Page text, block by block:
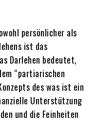
persönlicher als
ist das
Darlehen bedeutet,
“partiarischen
des was ist ein
Unterstützung
und die Feinheiten